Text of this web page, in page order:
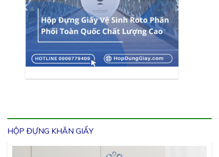
HỘP ĐỰNG KHĂN GIẤY